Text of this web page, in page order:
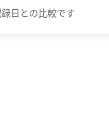
日との比較です